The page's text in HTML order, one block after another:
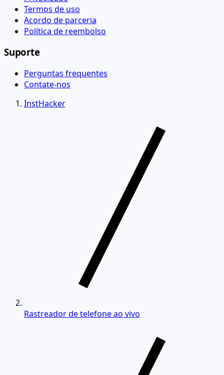
Termos de uso
Acordo de parceria
Política de reembolso
Suporte
Perguntas frequentes
Contate-nos
InstHacker
Rastreador de telefone ao vivo